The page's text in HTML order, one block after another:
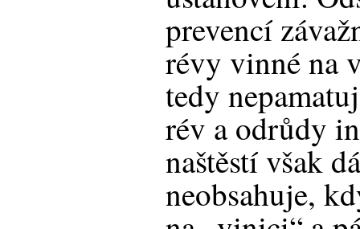
prevencí
révy vinné na
tedy
rév a odrůdy
naštěstí však
neobsahuje,